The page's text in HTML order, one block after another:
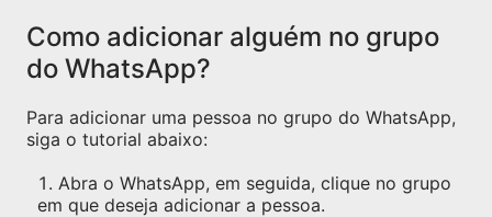
Como adicionar alguém no grupo
do WhatsApp?
Para adicionar uma pessoa no grupo do WhatsApp,
siga o tutorial abaixo:
Abra o WhatsApp, em seguida, clique no grupo
em que deseja adicionar a pessoa.